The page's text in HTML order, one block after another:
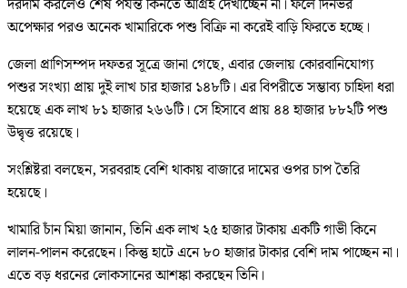
দরদাম করলেও শেষ পর্যন্ত কিনতে আগ্রহ দেখাচ্ছেন না। ফলে দিনভর
অপেক্ষার পরও অনেক খামারিকে পশু বিক্রি না করেই বাড়ি ফিরতে হচ্ছে।
জেলা প্রাণিসম্পদ দফতর সূত্রে জানা গেছে, এবার জেলায় কোরবানিযোগ্য
পশুর সংখ্যা প্রায় দুই লাখ চার হাজার ১৪৮টি। এর বিপরীতে সম্ভাব্য চাহিদা ধরা
হয়েছে এক লাখ ৮১ হাজার ২৬৬টি। সে হিসাবে প্রায় ৪৪ হাজার ৮৮২টি পশু
উদ্বৃত্ত রয়েছে।
সংশ্লিষ্টরা বলছেন, সরবরাহ বেশি থাকায় বাজারে দামের ওপর চাপ তৈরি
হয়েছে।
খামারি চাঁন মিয়া জানান, তিনি এক লাখ ২৫ হাজার টাকায় একটি গাভী কিনে
লালন-পালন করেছেন। কিন্তু হাটে এনে ৮০ হাজার টাকার বেশি দাম পাচ্ছেন না।
এতে বড় ধরনের লোকসানের আশঙ্কা করছেন তিনি।